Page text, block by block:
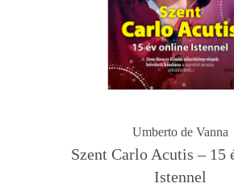
Umberto de Vanna
Szent Carlo Acutis – 15
Istennel